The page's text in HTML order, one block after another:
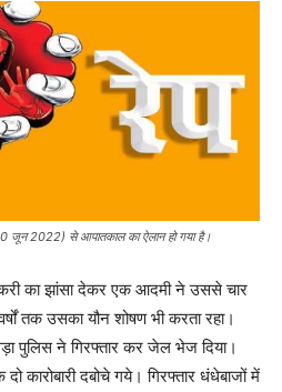
जून 2022) से आपातकाल का ऐलान हो गया है।
का झांसा देकर एक आदमी ने उससे चार
तक उसका यौन शोषण भी करता रहा।
पुलिस ने गिरफ्तार कर जेल भेज दिया।
कारोबारी दबोचे गये। गिरफ्तार धंधेबाजों में